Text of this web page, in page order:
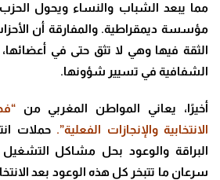
مما يبعد الشباب والنساء ويحول
مؤسسة ديمقراطية. والمفارقة أن
الثقة فيها وهي لا تثق حتى في
الشفافية في تسيير شؤونها.
أخيرًا، يعاني المواطن المغربي من
الانتخابية والإنجازات الفعلية”.حملات
البراقة والوعود بحل مشاكل التشغيل
سرعان ما تتبخر كل هذه الوعود بعد